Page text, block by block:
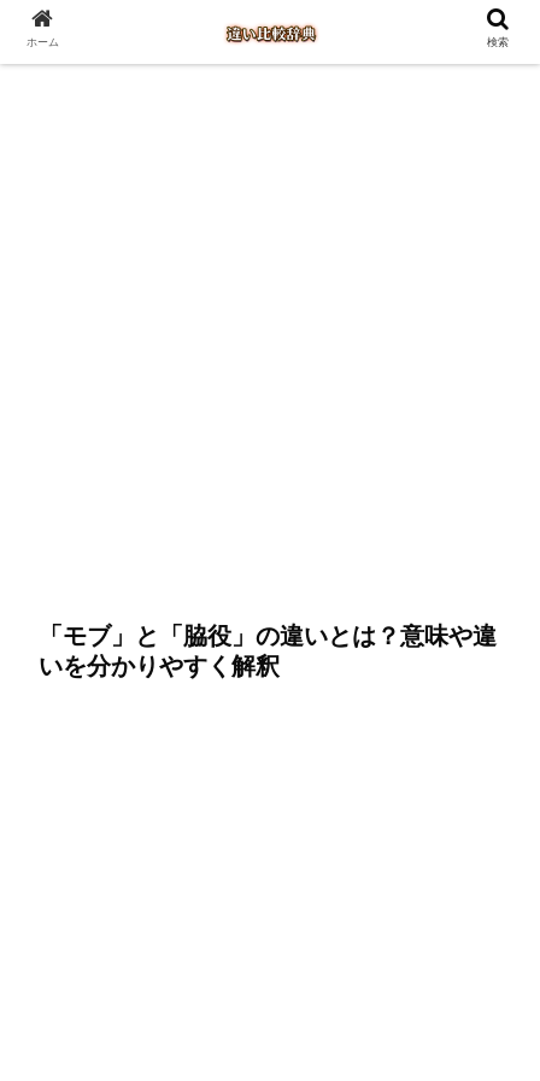
「モブ」と「脇役」の違いとは？意味や違
いを分かりやすく解釈
ホーム 検索